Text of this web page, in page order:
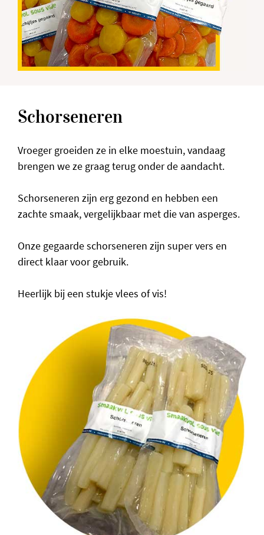
Schorseneren
Vroeger groeiden ze in elke moestuin, vandaag
brengen we ze graag terug onder de aandacht.
Schorseneren zijn erg gezond en hebben een
zachte smaak, vergelijkbaar met die van asperges.
Onze gegaarde schorseneren zijn super vers en
direct klaar voor gebruik.
Heerlijk bij een stukje vlees of vis!